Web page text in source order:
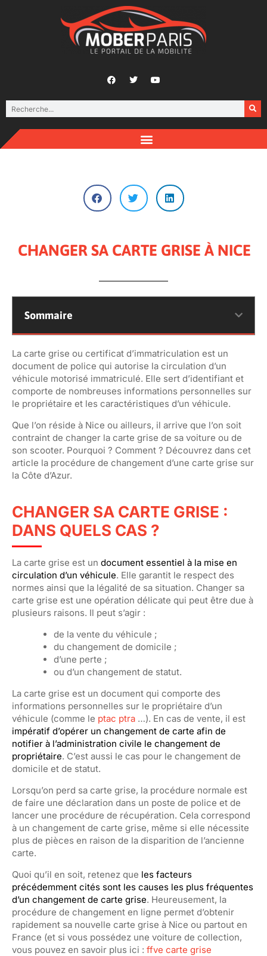
CHANGER SA CARTE GRISE À NICE
Sommaire
La carte grise ou certificat d’immatriculation est un
document de police qui autorise la circulation d’un
véhicule motorisé immatriculé. Elle sert d’identifiant et
comporte de nombreuses informations personnelles sur
le propriétaire et les caractéristiques d’un véhicule.
Que l’on réside à Nice ou ailleurs, il arrive que l’on soit
contraint de changer la carte grise de sa voiture ou de
son scooter. Pourquoi ? Comment ? Découvrez dans cet
article la procédure de changement d’une carte grise sur
la Côte d’Azur.
CHANGER SA CARTE GRISE :
DANS QUELS CAS ?
La carte grise est un document essentiel à la mise en
circulation d’un véhicule. Elle garantit le respect des
normes ainsi que la légalité de sa situation. Changer sa
carte grise est une opération délicate qui peut être due à
plusieurs raisons. Il peut s’agir :
de la vente du véhicule ;
du changement de domicile ;
d’une perte ;
ou d’un changement de statut.
La carte grise est un document qui comporte des
informations personnelles sur le propriétaire d’un
véhicule (comme le ptac ptra …). En cas de vente, il est
impératif d’opérer un changement de carte afin de
notifier à l’administration civile le changement de
propriétaire. C’est aussi le cas pour le changement de
domicile et de statut.
Lorsqu’on perd sa carte grise, la procédure normale est
de faire une déclaration dans un poste de police et de
lancer une procédure de récupération. Cela correspond
à un changement de carte grise, même si elle nécessite
plus de pièces en raison de la disparition de l’ancienne
carte.
Quoi qu’il en soit, retenez que les facteurs
précédemment cités sont les causes les plus fréquentes
d’un changement de carte grise. Heureusement, la
procédure de changement en ligne permet d’obtenir
rapidement sa nouvelle carte grise à Nice ou partout en
France (et si vous possédez une voiture de collection,
vous pouvez en savoir plus ici : ffve carte grise